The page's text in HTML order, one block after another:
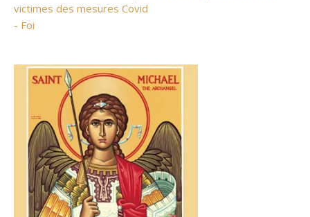
victimes des mesures Covid
- Foi